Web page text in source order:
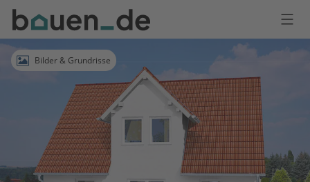
Bauen
Logo
AnmeldenBilder & Grundrisse